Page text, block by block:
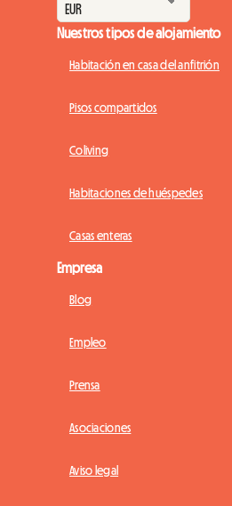
Nuestros tipos de alojamiento
Habitación en casa del anfitrión
Pisos compartidos
Coliving
Habitaciones de huéspedes
Casas enteras
Empresa
Blog
Empleo
Prensa
Asociaciones
Aviso legal